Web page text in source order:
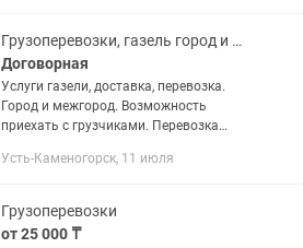
Грузоперевозки, газель город и межгород
Договорная
Услуги газели, доставка, перевозка.
Город и межгород. Возможность
приехать с грузчиками. Перевозка
чистый газель
Усть-Каменогорск, 11 июля
Грузоперевозки
от 25 000 ₸